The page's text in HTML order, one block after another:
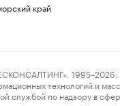
край
1995–2026.
технологий и
службой по надзору в